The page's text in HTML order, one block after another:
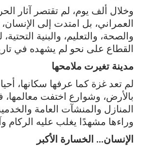
وخلال ألف يوم، لم تقتصر آثار
العمراني، بل امتدت إلى الإنسان،
والصحة، والتعليم، والبنية
القطاع على نحو لم يشهده في
مدينة تغيرت ملامحها
لم تعد غزة كما عرفها سكانها،
بالأرض، وشوارع اختفت
المنازل والمنشآت العامة
وراءها مشهدًا يغلب عليه الركام
الإنسان… الخسارة الأكبر